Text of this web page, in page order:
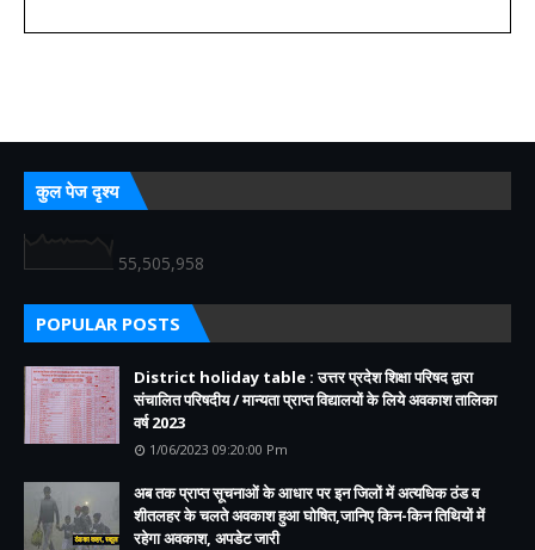
कुल पेज दृश्य
55,505,958
POPULAR POSTS
District holiday table : उत्तर प्रदेश शिक्षा परिषद द्वारा
संचालित परिषदीय / मान्यता प्राप्त विद्यालयों के लिये अवकाश तालिका
वर्ष 2023
1/06/2023 09:20:00 Pm
अब तक प्राप्त सूचनाओं के आधार पर इन जिलों में अत्यधिक ठंड व
शीतलहर के चलते अवकाश हुआ घोषित,जानिए किन-किन तिथियों में
रहेगा अवकाश, अपडेट जारी